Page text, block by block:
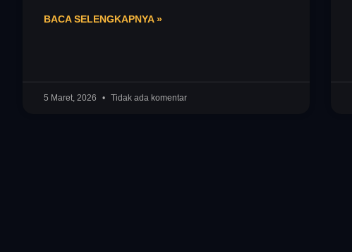
BACA SELENGKAPNYA »
5 Maret, 2026 Tidak ada komentar